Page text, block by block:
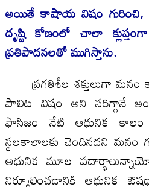
అయితే కాషాయ విషం గురించి,
దృష్టి కోణంలో చాలా
ప్రతిపాదనలతో ముగిస్తాను.
ప్రగతిశీల శక్తులుగా
పాలిట విషం అని సరిగ్గానే
ఫాసిజం నేటి ఆధునిక కాలం
స్థలకాలాలకు చెందినదని మనం
ఆధునిక మూల
నిర్మూలించడానికి ఆధునిక